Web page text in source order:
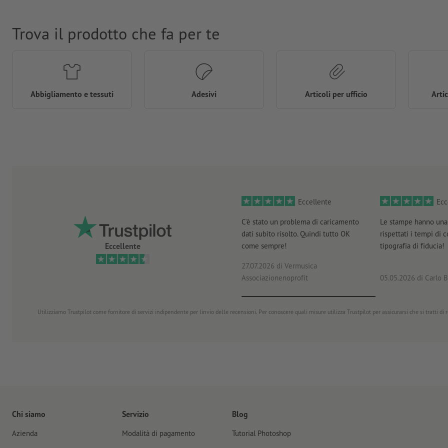
Eccellente
Eccellente
C'è stato un problema di caricamento
dati subito risolto. Quindi tutto OK
come sempre!
27.07.2026 di Vermusica
Associazionenoprofit
Le stampe hanno
rispettati i tempi di
tipografia di fiducia!
05.05.2026 di Carlo
Utilizziamo Trustpilot come fornitore di servizi indipendente per linvio delle recensioni. Per conoscere quali misure utilizza Trustpilot per assicurarsi che si tratti di
Trova il prodotto che fa per te
Abbigliamento e tessuti Adesivi Articoli per ufficio
Chi siamo
Azienda
Servizio
Modalità di pagamento
Blog
Tutorial Photoshop